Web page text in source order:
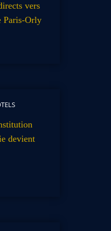
vers
Paris-Orly
devient